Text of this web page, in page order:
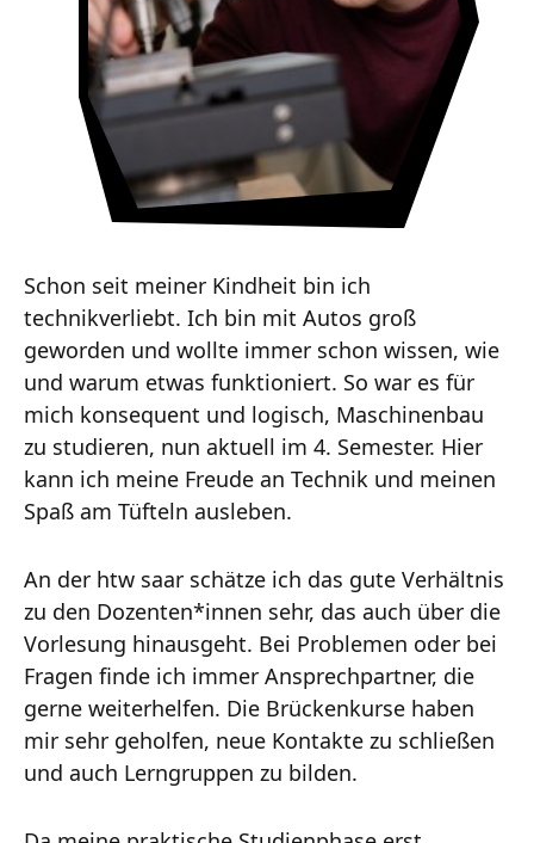
Schon seit meiner Kindheit bin ich
technikverliebt. Ich bin mit Autos groß
geworden und wollte immer schon wissen, wie
und warum etwas funktioniert. So war es für
mich konsequent und logisch, Maschinenbau
zu studieren, nun aktuell im 4. Semester. Hier
kann ich meine Freude an Technik und meinen
Spaß am Tüfteln ausleben.
An der htw saar schätze ich das gute Verhältnis
zu den Dozenten*innen sehr, das auch über die
Vorlesung hinausgeht. Bei Problemen oder bei
Fragen finde ich immer Ansprechpartner, die
gerne weiterhelfen. Die Brückenkurse haben
mir sehr geholfen, neue Kontakte zu schließen
und auch Lerngruppen zu bilden.